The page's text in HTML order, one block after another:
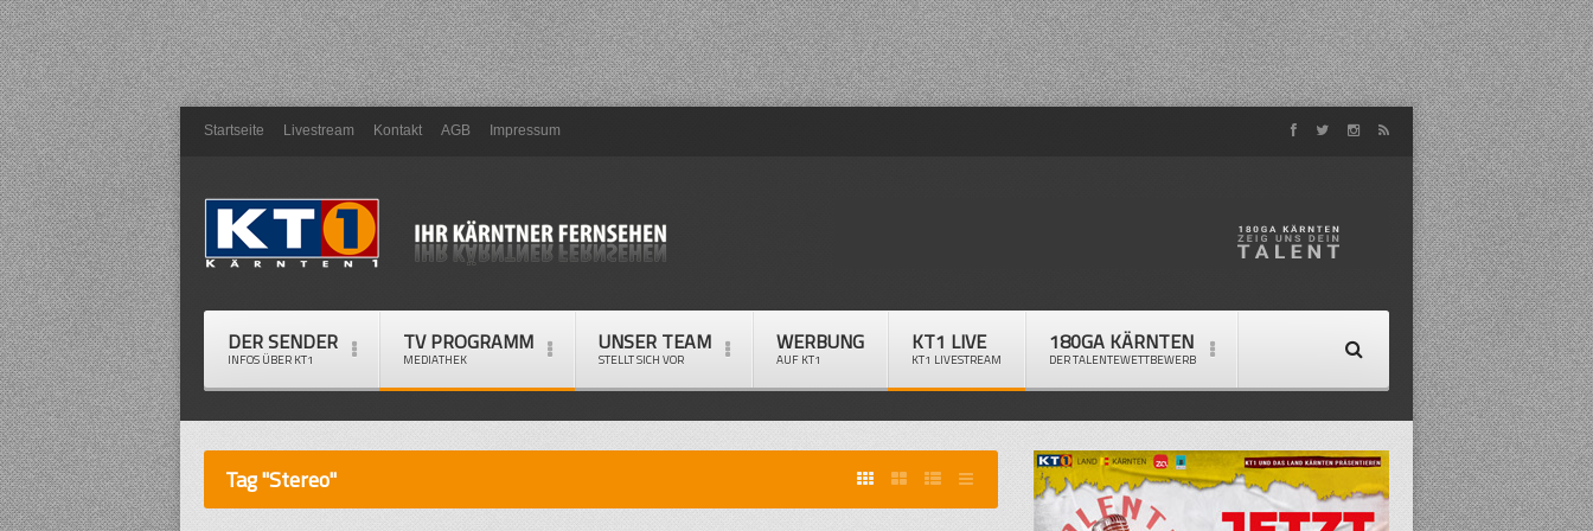
Startseite Livestream Kontakt AGB Impressum
DER SENDER
INFOS ÜBER KT1
TV PROGRAMM
MEDIATHEK
UNSER TEAM
STELLT SICH VOR
WERBUNG
AUF KT1
KT1 LIVE
KT1 LIVESTREAM
180GA KÄRNTEN
DER TALENTEWETTBEWERB
Tag "Stereo"